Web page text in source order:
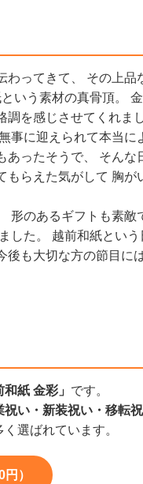
ってきて、 その上品
いう素材の真骨頂。
を感じさせてくれまし
事に迎えられて本当に
ったそうで、 そんな
らえた気がして 胸が
形のあるギフトも素敵
した。 越前和紙とい
も大切な方の節目に
紙 金彩」 です。
祝い・新装祝い・移転
選ばれています。
）